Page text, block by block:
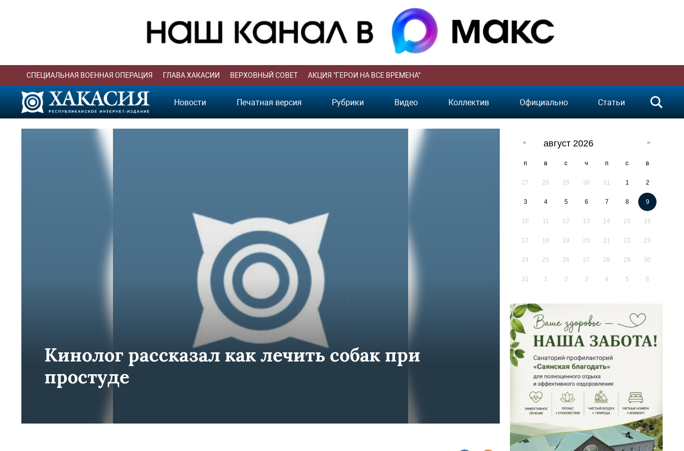
СПЕЦИАЛЬНАЯ ВОЕННАЯ ОПЕРАЦИЯ ГЛАВА ХАКАСИИ ВЕРХОВНЫЙ СОВЕТ АКЦИЯ "ГЕРОИ НА ВСЕ ВРЕМЕНА"
Новости Печатная версия Рубрики Видео Коллектив Официально Статьи
Кинолог рассказал как лечить собак при
простуде
август 2026
п в с ч п с в
27 28 29 30 31 1 2
3 4 5 6 7 8 9
10 11 12 13 14 15 16
17 18 19 20 21 22 23
24 25 26 27 28 29 30
31 1 2 3 4 5 6